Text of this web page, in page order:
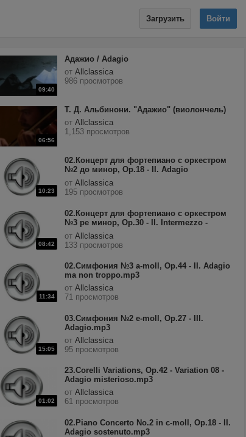
Загрузить Войти
09:40
Адажио / Adagio
отAllclassica
986 просмотров
06:56
Т. Д. Альбинони. "Адажио" (виолончель)
отAllclassica
1,153 просмотров
10:23
02.Концерт для фортепиано с оркестром
№2 до минор, Op.18 - II. Adagio
sostenuto.mp3
отAllclassica
195 просмотров
08:42
02.Концерт для фортепиано с оркестром
№3 ре минор, Op.30 - II. Intermezzo -
Adagio.mp3
отAllclassica
133 просмотров
11:34
02.Симфония №3 a-moll, Op.44 - II. Adagio
ma non troppo.mp3
отAllclassica
71 просмотров
15:05
03.Симфония №2 e-moll, Op.27 - III.
Adagio.mp3
отAllclassica
95 просмотров
01:02
23.Corelli Variations, Op.42 - Variation 08 -
Adagio misterioso.mp3
отAllclassica
61 просмотров
02.Piano Concerto No.2 in c-moll, Op.18 - II.
Adagio sostenuto.mp3